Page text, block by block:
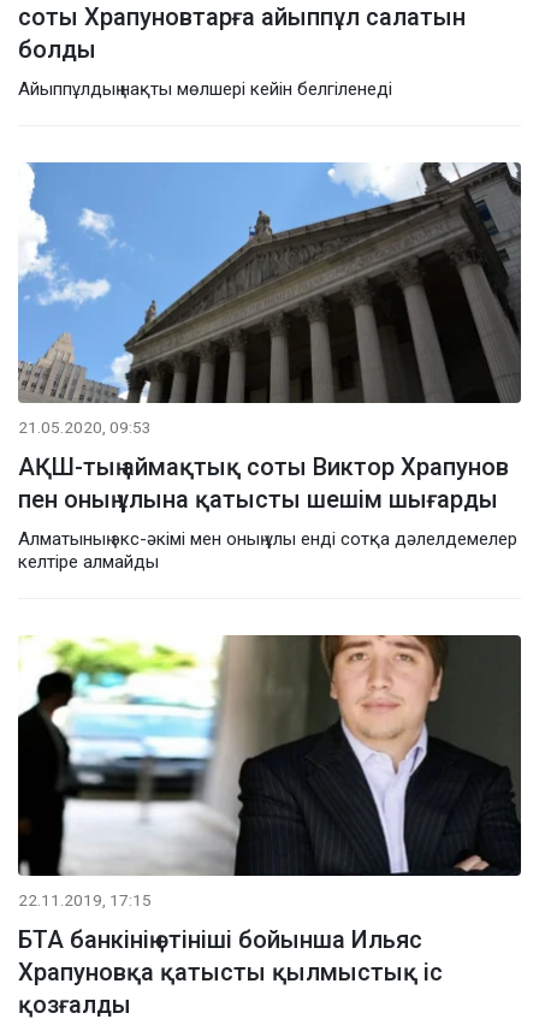
соты Храпуновтарға айыппұл салатын
болды
Айыппұлдың нақты мөлшері кейін белгіленеді
21.05.2020, 09:53
АҚШ-тың аймақтық соты Виктор Храпунов
пен оның ұлына қатысты шешім шығарды
Алматының экс-әкімі мен оның ұлы енді сотқа дәлелдемелер
келтіре алмайды
22.11.2019, 17:15
БТА банкінің өтініші бойынша Ильяс
Храпуновқа қатысты қылмыстық іс
қозғалды